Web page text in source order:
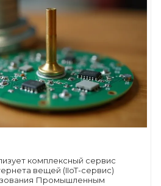
комплексный сервис
вещей (IIoT-сервис)
Промышленным